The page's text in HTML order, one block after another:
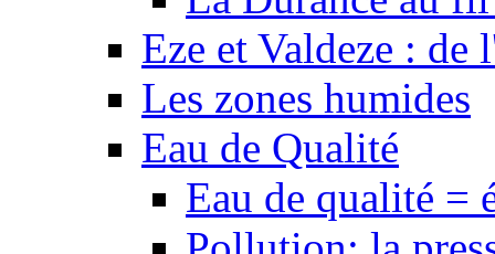
Eze et Valdeze : de
Les zones humides
Eau de Qualité
Eau de qualité =